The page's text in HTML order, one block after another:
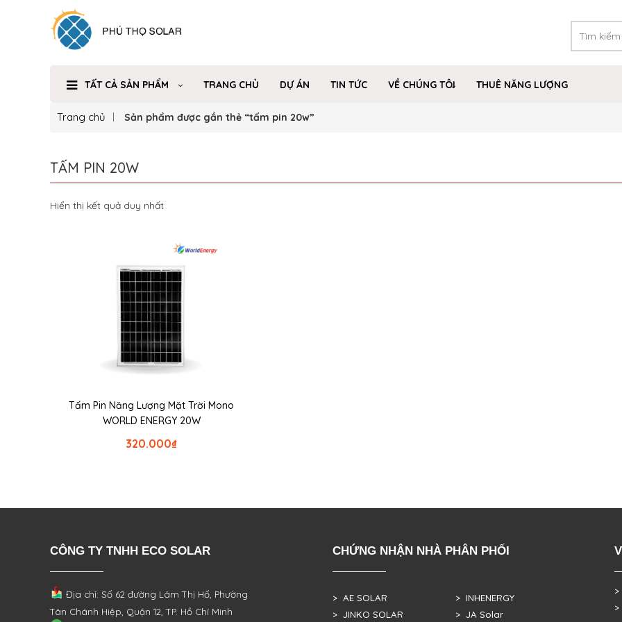
TẤT CẢ SẢN PHẨM TRANG CHỦ DỰ ÁN TIN TỨC VỀ CHÚNG TÔI THUÊ NĂNG LƯỢNG
Trang chủ Sản phẩm được gắn thẻ “tấm pin 20w”
TẤM PIN 20W
Hiển thị kết quả duy nhất
Tấm Pin Năng Lượng Mặt Trời Mono
WORLD ENERGY 20W
₫
320.000
CÔNG TY TNHH ECO SOLAR
Địa chỉ: Số 62 đường Lâm Thị Hố, Phường
Tân Chánh Hiệp, Quận 12, TP. Hồ Chí Minh
CHỨNG NHẬN NHÀ PHÂN PHỐI
> AE SOLAR
> JINKO SOLAR
> INHENERGY
> JA Solar
>